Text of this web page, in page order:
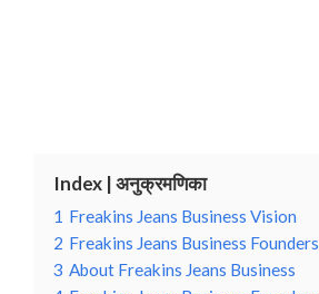
Index | अनुक्रमणिका
1 Freakins Jeans Business Vision
2 Freakins Jeans Business Founders
3 About Freakins Jeans Business